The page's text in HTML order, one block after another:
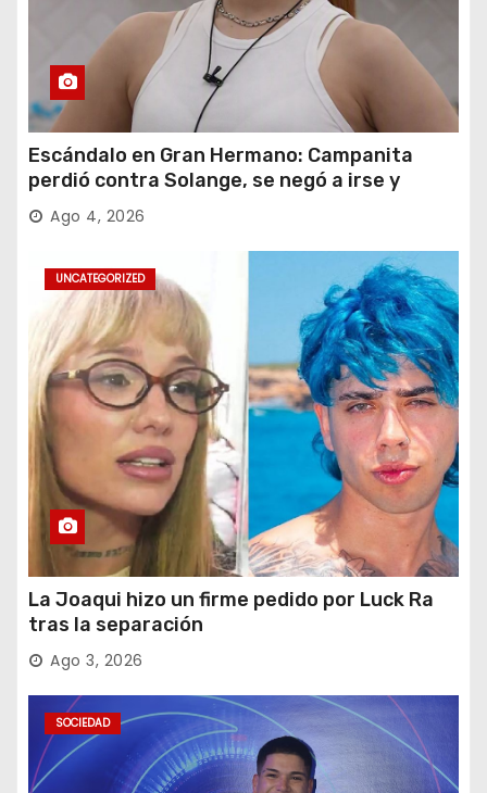
Escándalo en Gran Hermano: Campanita
perdió contra Solange, se negó a irse y
desafió al Big
Ago 4, 2026
UNCATEGORIZED
La Joaqui hizo un firme pedido por Luck Ra
tras la separación
Ago 3, 2026
SOCIEDAD